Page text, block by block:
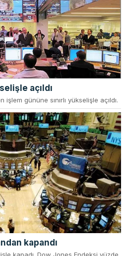
açıldı
gününe sınırlı yükselişle açıldı.
kapandı